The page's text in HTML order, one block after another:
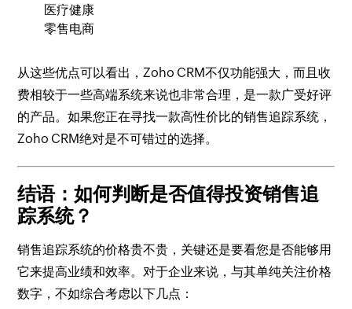
医疗健康
零售电商
从这些优点可以看出，Zoho CRM不仅功能强大，而且收
费相较于一些高端系统来说也非常合理，是一款广受好评
的产品。如果您正在寻找一款高性价比的销售追踪系统，
Zoho CRM绝对是不可错过的选择。
结语：如何判断是否值得投资销售追
踪系统？
销售追踪系统的价格贵不贵，关键还是要看您是否能够用
它来提高业绩和效率。对于企业来说，与其单纯关注价格
数字，不如综合考虑以下几点：